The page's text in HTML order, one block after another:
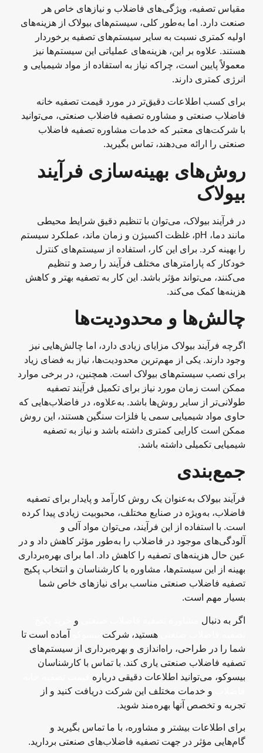
مقیاس تصفیه، ویژگی‌های فاضلاب و نیازهای خاص هر
صنعت دارد. اما به‌طور کلی، سیستم‌های بیولاک از هزینه‌های
اولیه کمتری نسبت به سایر سیستم‌های تصفیه برخوردار
هستند. علاوه بر این، هزینه‌های عملیاتی این سیستم‌ها نیز
معمولاً پایین است، چراکه نیاز به استفاده از مواد شیمیایی و
انرژی کمتری دارند.
برای کسب اطلاعات دقیق‌تر در مورد قیمت تصفیه خانه
فاضلاب صنعتی و مشاوره تصفیه فاضلاب صنعتی، می‌توانید
با شرکت‌های معتبر که خدمات مشاوره تصفیه فاضلاب
صنعتی را ارائه می‌دهند، تماس بگیرید.
روش‌های بهینه‌سازی فرآیند
بیولاک
در فرآیند بیولاک، می‌توان با تنظیم دقیق شرایط محیطی
مانند دما، pH، غلظت اکسیژن و زمان ماند، عملکرد سیستم
را بهینه کرد. برای این کار، استفاده از سیستم‌های کنترل
خودکار که پارامترهای مختلف فرآیند را رصد و تنظیم
می‌کنند، می‌تواند مؤثر باشد. این کار به تصفیه بهتر و کاهش
هزینه‌ها کمک می‌کند.
چالش‌ها و محدودیت‌ها
اگرچه فرآیند بیولاک مزایای زیادی دارد، اما چالش‌هایی نیز
وجود دارند. یکی از مهم‌ترین محدودیت‌ها، نیاز به فضای زیاد
برای نصب سیستم‌های بیولاک است. همچنین، در برخی موارد
ممکن است زمان مورد نیاز برای تکمیل فرآیند تصفیه
طولانی‌تر از سایر روش‌ها باشد. به‌علاوه، در فاضلاب‌هایی که
حاوی مواد شیمیایی سمی یا فلزات سنگین هستند، این روش
ممکن است کارایی کمتری داشته باشد و نیاز به تصفیه
شیمیایی تکمیلی داشته باشد.
جمع‌بندی
فرآیند بیولاک به‌عنوان یک روش کارآمد و پایدار برای تصفیه
فاضلاب، به‌ویژه در صنایع مختلف، محبوبیت زیادی پیدا کرده
است. با استفاده از این فرآیند، می‌توان مواد آلی و
آلودگی‌های موجود در فاضلاب را به‌طور مؤثر کاهش داد و در
عین حال هزینه‌های تصفیه را کاهش داد. اما برای بهره‌برداری
بهینه از این سیستم‌ها، مشاوره با کارشناسان و انتخاب پکیج
تصفیه فاضلاب صنعتی مناسب برای نیازهای خاص شما
بسیار مهم است.
اگر به دنبال و
هستید، شرکت
آماده است تا
شما را در طراحی، راه‌اندازی و بهره‌برداری از سیستم‌های
تصفیه فاضلاب صنعتی یاری کند. با تماس با کارشناسان
بیسوکو، می‌توانید اطلاعات دقیقی درباره
و خدمات مختلف این شرکت دریافت کنید و از
تجربه و تخصص آنها بهره‌مند شوید.
برای اطلاعات بیشتر و مشاوره، با ما تماس بگیرید و
گام‌هایی مؤثر در جهت تصفیه فاضلاب‌های صنعتی بردارید.